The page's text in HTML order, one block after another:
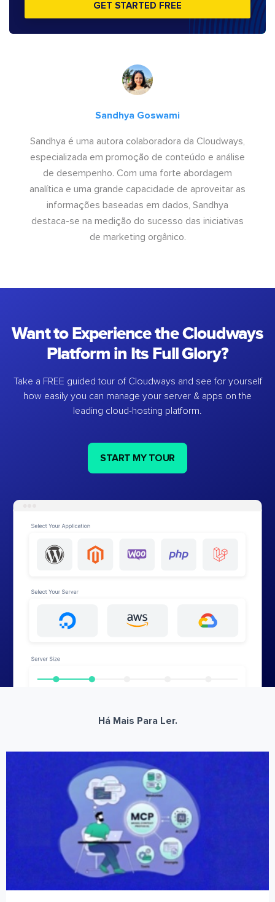
GET STARTED FREE
Sandhya Goswami
Sandhya é uma autora colaboradora da Cloudways,
especializada em promoção de conteúdo e análise
de desempenho. Com uma forte abordagem
analítica e uma grande capacidade de aproveitar as
informações baseadas em dados, Sandhya
destaca-se na medição do sucesso das iniciativas
de marketing orgânico.
Want to Experience the Cloudways
Platform in Its Full Glory?
Take a FREE guided tour of Cloudways and see for yourself
how easily you can manage your server & apps on the
leading cloud-hosting platform.
START MY TOUR
Há Mais Para Ler.